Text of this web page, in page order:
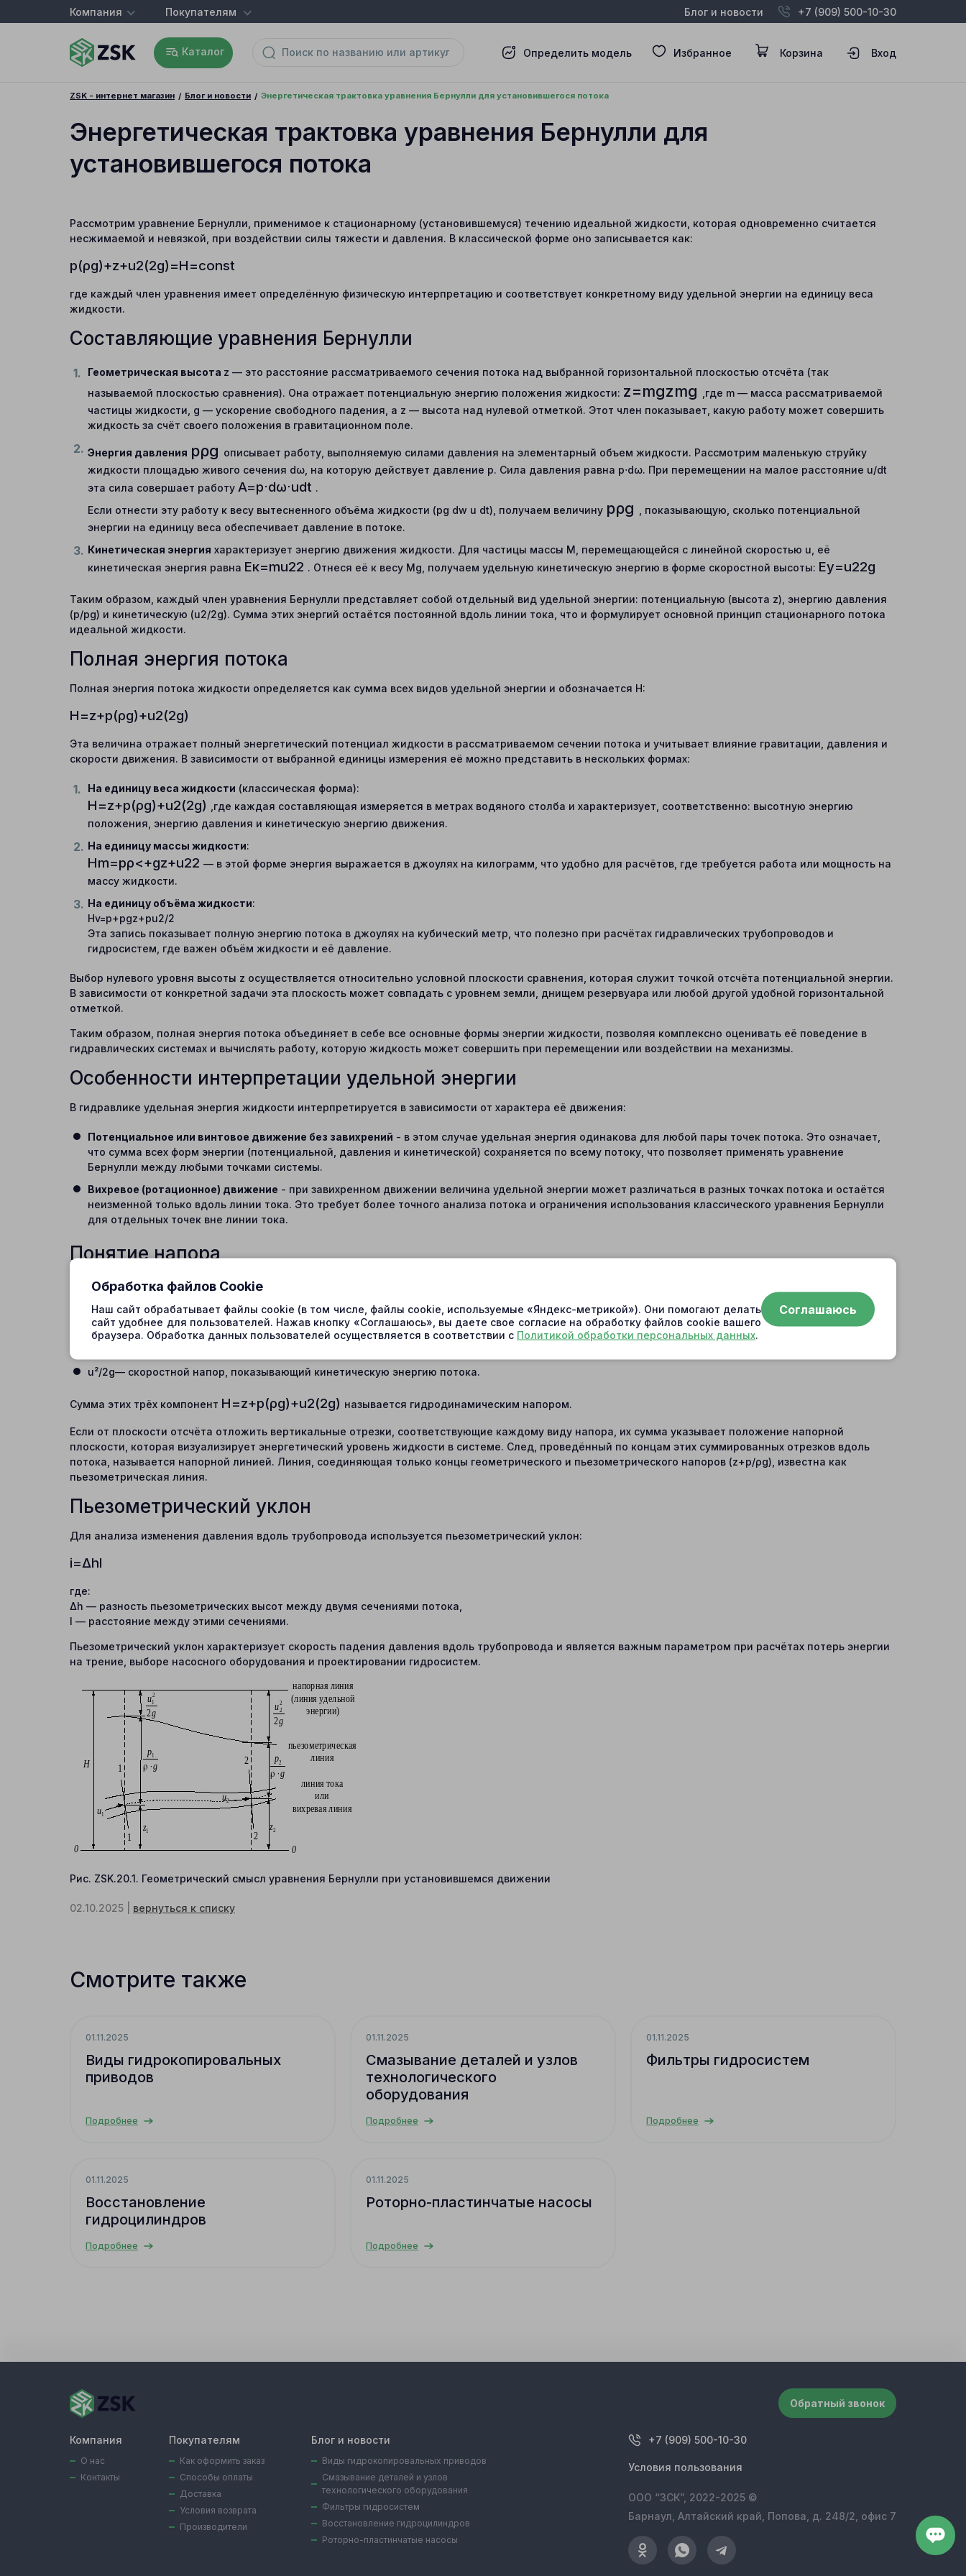
Компания Покупателям Блог и новости +7 (909) 500-10-30
Каталог Определить модель Избранное Корзина Вход
ZSK - интернет магазин Блог и новости Энергетическая трактовка уравнения Бернулли для установившегося потока
Энергетическая трактовка уравнения Бернулли для
установившегося потока
Рассмотрим уравнение Бернулли, применимое к стационарному (установившемуся) течению идеальной жидкости, которая одновременно считается
несжимаемой и невязкой, при воздействии силы тяжести и давления. В классической форме оно записывается как:
p(ρg)+z+u2(2g)=H=const
где каждый член уравнения имеет определённую физическую интерпретацию и соответствует конкретному виду удельной энергии на единицу веса
жидкости.
Составляющие уравнения Бернулли
Геометрическая высота z — это расстояние рассматриваемого сечения потока над выбранной горизонтальной плоскостью отсчёта (так
называемой плоскостью сравнения). Она отражает потенциальную энергию положения жидкости: z=mgzmg
,где m — масса рассматриваемой
частицы жидкости, g — ускорение свободного падения, а z — высота над нулевой отметкой. Этот член показывает, какую работу может совершить
жидкость за счёт своего положения в гравитационном поле.
Энергия давления pρg описывает работу, выполняемую силами давления на элементарный объем жидкости. Рассмотрим маленькую струйку
жидкости площадью живого сечения dω, на которую действует давление p. Сила давления равна p⋅dω. При перемещении на малое расстояние u/dt
эта сила совершает работу A=p⋅dω⋅udt .
Если отнести эту работу к весу вытесненного объёма жидкости (pg dw u dt), получаем величину pρg
, показывающую, сколько потенциальной
энергии на единицу веса обеспечивает давление в потоке.
Кинетическая энергия характеризует энергию движения жидкости. Для частицы массы M, перемещающейся с линейной скоростью u, её
кинетическая энергия равна Eк=mu22 . Отнеся её к весу Mg, получаем удельную кинетическую энергию в форме скоростной высоты: Eу=u22g
Таким образом, каждый член уравнения Бернулли представляет собой отдельный вид удельной энергии: потенциальную (высота z), энергию давления
(p/pg) и кинетическую (u2/2g). Сумма этих энергий остаётся постоянной вдоль линии тока, что и формулирует основной принцип стационарного потока
идеальной жидкости.
Полная энергия потока
Полная энергия потока жидкости определяется как сумма всех видов удельной энергии и обозначается H:
H=z+p(ρg)+u2(2g)
Эта величина отражает полный энергетический потенциал жидкости в рассматриваемом сечении потока и учитывает влияние гравитации, давления и
скорости движения. В зависимости от выбранной единицы измерения её можно представить в нескольких формах:
На единицу веса жидкости (классическая форма):
H=z+p(ρg)+u2(2g)
,где каждая составляющая измеряется в метрах водяного столба и характеризует, соответственно: высотную энергию
положения, энергию давления и кинетическую энергию движения.
На единицу массы жидкости:
Hm=pρ<+gz+u22 — в этой форме энергия выражается в джоулях на килограмм, что удобно для расчётов, где требуется работа или мощность на
массу жидкости.
На единицу объёма жидкости:
Hv=p+pgz+pu2/2
Эта запись показывает полную энергию потока в джоулях на кубический метр, что полезно при расчётах гидравлических трубопроводов и
гидросистем, где важен объём жидкости и её давление.
Выбор нулевого уровня высоты z осуществляется относительно условной плоскости сравнения, которая служит точкой отсчёта потенциальной энергии.
В зависимости от конкретной задачи эта плоскость может совпадать с уровнем земли, днищем резервуара или любой другой удобной горизонтальной
отметкой.
Таким образом, полная энергия потока объединяет в себе все основные формы энергии жидкости, позволяя комплексно оценивать её поведение в
гидравлических системах и вычислять работу, которую жидкость может совершить при перемещении или воздействии на механизмы.
Особенности интерпретации удельной энергии
В гидравлике удельная энергия жидкости интерпретируется в зависимости от характера её движения:
Потенциальное или винтовое движение без завихрений - в этом случае удельная энергия одинакова для любой пары точек потока. Это означает,
что сумма всех форм энергии (потенциальной, давления и кинетической) сохраняется по всему потоку, что позволяет применять уравнение
Бернулли между любыми точками системы.
Вихревое (ротационное) движение - при завихренном движении величина удельной энергии может различаться в разных точках потока и остаётся
неизменной только вдоль линии тока. Это требует более точного анализа потока и ограничения использования классического уравнения Бернулли
для отдельных точек вне линии тока.
Понятие напора
В гидравлике принято выражать удельную энергию через напор, измеряемый в метрах столба жидкости. Напорная форма позволяет визуально и
количественно оценивать энергетический потенциал потока:
z — геометрический напор, отражающий потенциальную энергию положения жидкости относительно выбранной горизонтальной плоскости;
u²/2g— скоростной напор, показывающий кинетическую энергию потока.
Сумма этих трёх компонент H=z+p(ρg)+u2(2g) называется гидродинамическим напором.
Если от плоскости отсчёта отложить вертикальные отрезки, соответствующие каждому виду напора, их сумма указывает положение напорной
плоскости, которая визуализирует энергетический уровень жидкости в системе. След, проведённый по концам этих суммированных отрезков вдоль
потока, называется напорной линией. Линия, соединяющая только концы геометрического и пьезометрического напоров (z+p/ρg), известна как
пьезометрическая линия.
Пьезометрический уклон
Для анализа изменения давления вдоль трубопровода используется пьезометрический уклон:
i=Δhl
где:
Δh — разность пьезометрических высот между двумя сечениями потока,
l — расстояние между этими сечениями.
Пьезометрический уклон характеризует скорость падения давления вдоль трубопровода и является важным параметром при расчётах потерь энергии
на трение, выборе насосного оборудования и проектировании гидросистем.
Рис. ZSK.20.1. Геометрический смысл уравнения Бернулли при установившемся движении
02.10.2025 | вернуться к списку
Смотрите также
01.11.2025
Виды гидрокопировальных
приводов
Подробнее
01.11.2025
Смазывание деталей и узлов
технологического
оборудования
Подробнее
01.11.2025
Фильтры гидросистем
Подробнее
01.11.2025
Восстановление
гидроцилиндров
Подробнее
01.11.2025
Роторно-пластинчатые насосы
Подробнее
Обратный звонок
Компания
О нас
Контакты
Покупателям
Как оформить заказ
Способы оплаты
Доставка
Условия возврата
Производители
Блог и новости
Виды гидрокопировальных приводов
Смазывание деталей и узлов
технологического оборудования
Фильтры гидросистем
Восстановление гидроцилиндров
Роторно-пластинчатые насосы
+7 (909) 500-10-30
Условия пользования
ООО “ЗСК”, 2022-2025 ©
Барнаул, Алтайский край, Попова, д. 248/2, офис 7
Обработка файлов Cookie
Наш сайт обрабатывает файлы cookie (в том числе, файлы cookie, используемые «Яндекс-метрикой»). Они помогают делать
сайт удобнее для пользователей. Нажав кнопку «Соглашаюсь», вы даете свое согласие на обработку файлов cookie вашего
браузера. Обработка данных пользователей осуществляется в соответствии с Политикой обработки персональных данных.
Соглашаюсь